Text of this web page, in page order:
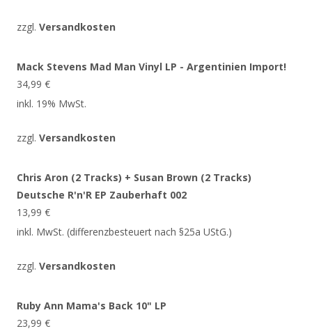
zzgl. Versandkosten
Mack Stevens Mad Man Vinyl LP - Argentinien Import!
34,99 €
inkl. 19% MwSt.
zzgl. Versandkosten
Chris Aron (2 Tracks) + Susan Brown (2 Tracks)
Deutsche R'n'R EP Zauberhaft 002
13,99 €
inkl. MwSt. (differenzbesteuert nach §25a UStG.)
zzgl. Versandkosten
Ruby Ann Mama's Back 10" LP
23,99 €